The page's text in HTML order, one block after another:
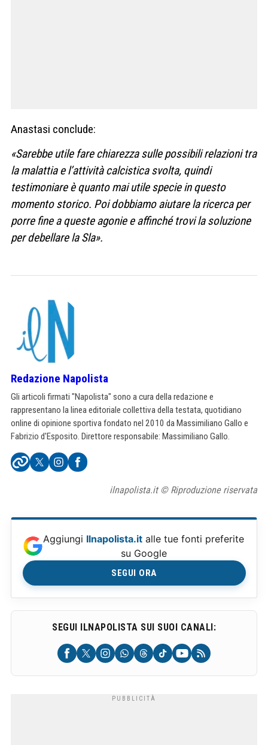
Anastasi conclude:
«Sarebbe utile fare chiarezza sulle possibili relazioni tra
la malattia e l’attività calcistica svolta, quindi
testimoniare è quanto mai utile specie in questo
momento storico. Poi dobbiamo aiutare la ricerca per
porre fine a queste agonie e affinché trovi la soluzione
per debellare la Sla».
Redazione Napolista
Gli articoli firmati "Napolista" sono a cura della redazione e
rappresentano la linea editoriale collettiva della testata, quotidiano
online di opinione sportiva fondato nel 2010 da Massimiliano Gallo e
Fabrizio d'Esposito. Direttore responsabile: Massimiliano Gallo.
ilnapolista.it © Riproduzione riservata
Aggiungi Ilnapolista.it alle tue fonti preferite
su Google
SEGUI ORA
SEGUI ILNAPOLISTA SUI SUOI CANALI: